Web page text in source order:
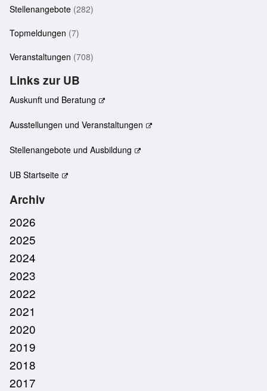
Stellenangebote (282)
Topmeldungen (7)
Veranstaltungen (708)
Links zur UB
Auskunft und Beratung
Ausstellungen und Veranstaltungen
Stellenangebote und Ausbildung
UB Startseite
Archiv
2026
2025
2024
2023
2022
2021
2020
2019
2018
2017